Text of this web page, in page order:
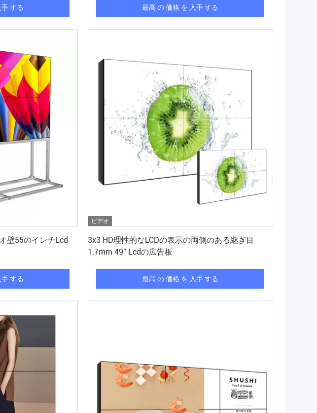
する 最高 の 価格 を 入手 する
壁55のインチLcd
する
ビデオ
3x3 HD理性的なLCDの表示の両側のある継ぎ目
1.7mm 49" Lcdの広告板
最高 の 価格 を 入手 する